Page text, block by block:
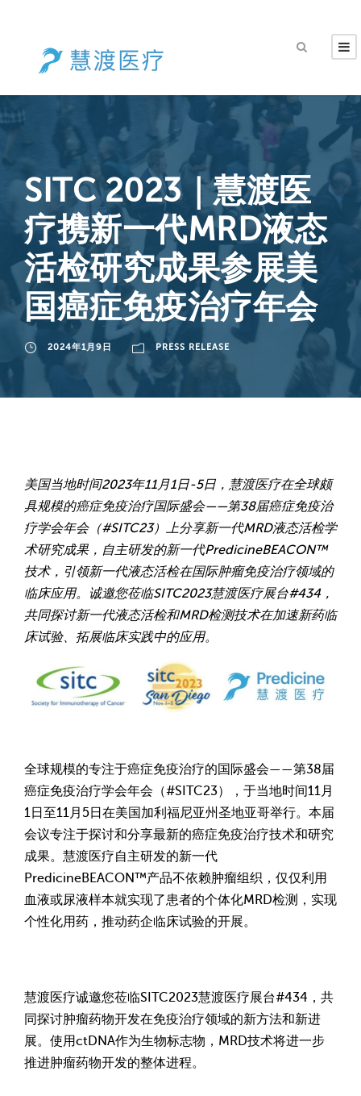
SITC 2023｜慧渡医
疗携新一代MRD液态
活检研究成果参展美
国癌症免疫治疗年会
2024年1月9日 PRESS RELEASE
美国当地时间2023年11月1日-5日，慧渡医疗在全球颇
具规模的癌症免疫治疗国际盛会——第38届癌症免疫治
疗学会年会（#SITC23）上分享新一代MRD液态活检学
术研究成果，自主研发的新一代PredicineBEACON™
技术，引领新一代液态活检在国际肿瘤免疫治疗领域的
临床应用。诚邀您莅临SITC2023慧渡医疗展台#434，
共同探讨新一代液态活检和MRD检测技术在加速新药临
床试验、拓展临床实践中的应用。
全球规模的专注于癌症免疫治疗的国际盛会——第38届
癌症免疫治疗学会年会（#SITC23），于当地时间11月
1日至11月5日在美国加利福尼亚州圣地亚哥举行。本届
会议专注于探讨和分享最新的癌症免疫治疗技术和研究
成果。慧渡医疗自主研发的新一代
PredicineBEACON™产品不依赖肿瘤组织，仅仅利用
血液或尿液样本就实现了患者的个体化MRD检测，实现
个性化用药，推动药企临床试验的开展。
慧渡医疗诚邀您莅临SITC2023慧渡医疗展台#434，共
同探讨肿瘤药物开发在免疫治疗领域的新方法和新进
展。使用ctDNA作为生物标志物，MRD技术将进一步
推进肿瘤药物开发的整体进程。